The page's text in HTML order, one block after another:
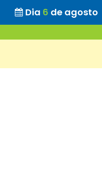
Dia 6 de agosto